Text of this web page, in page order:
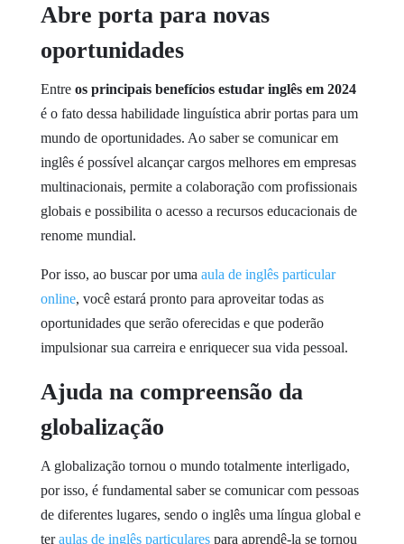
Abre porta para novas
oportunidades
Entre os principais benefícios estudar inglês em 2024
é o fato dessa habilidade linguística abrir portas para um
mundo de oportunidades. Ao saber se comunicar em
inglês é possível alcançar cargos melhores em empresas
multinacionais, permite a colaboração com profissionais
globais e possibilita o acesso a recursos educacionais de
renome mundial.
Por isso, ao buscar por uma aula de inglês particular
online, você estará pronto para aproveitar todas as
oportunidades que serão oferecidas e que poderão
impulsionar sua carreira e enriquecer sua vida pessoal.
Ajuda na compreensão da
globalização
A globalização tornou o mundo totalmente interligado,
por isso, é fundamental saber se comunicar com pessoas
de diferentes lugares, sendo o inglês uma língua global e
teraulas de inglês particularespara aprendê-la se tornou